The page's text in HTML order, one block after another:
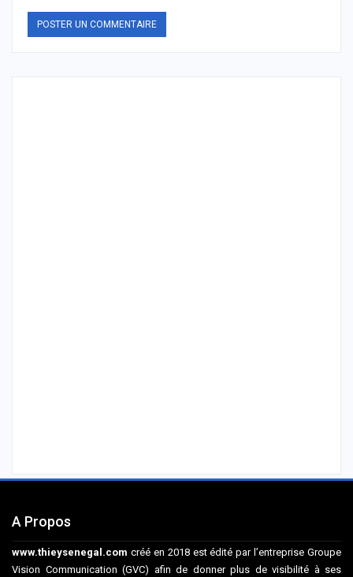
A Propos
www.thieysenegal.com créé en 2018 est édité par l’entreprise Groupe
Vision Communication (GVC) afin de donner plus de visibilité à ses